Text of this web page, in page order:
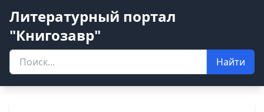
Литературный портал
"Книгозавр"
Найти